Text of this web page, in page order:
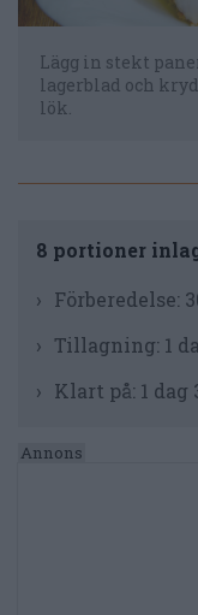
Lägg in stekt
lagerblad och
lök.
8 portioner
Förberedelse:
Tillagning: 1
Klart på: 1 dag